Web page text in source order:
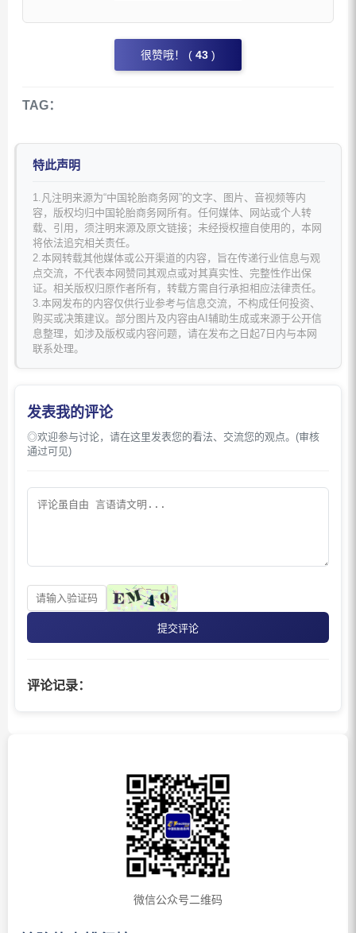
很赞哦！ ( 43 )
TAG：
特此声明
1.凡注明来源为“中国轮胎商务网”的文字、图片、音视频等内
容，版权均归中国轮胎商务网所有。任何媒体、网站或个人转
载、引用，须注明来源及原文链接；未经授权擅自使用的，本网
将依法追究相关责任。
2.本网转载其他媒体或公开渠道的内容，旨在传递行业信息与观
点交流，不代表本网赞同其观点或对其真实性、完整性作出保
证。相关版权归原作者所有，转载方需自行承担相应法律责任。
3.本网发布的内容仅供行业参考与信息交流，不构成任何投资、
购买或决策建议。部分图片及内容由AI辅助生成或来源于公开信
息整理，如涉及版权或内容问题，请在发布之日起7日内与本网
联系处理。
发表我的评论
◎欢迎参与讨论，请在这里发表您的看法、交流您的观点。(审核
通过可见)
提交评论
评论记录：
微信公众号二维码